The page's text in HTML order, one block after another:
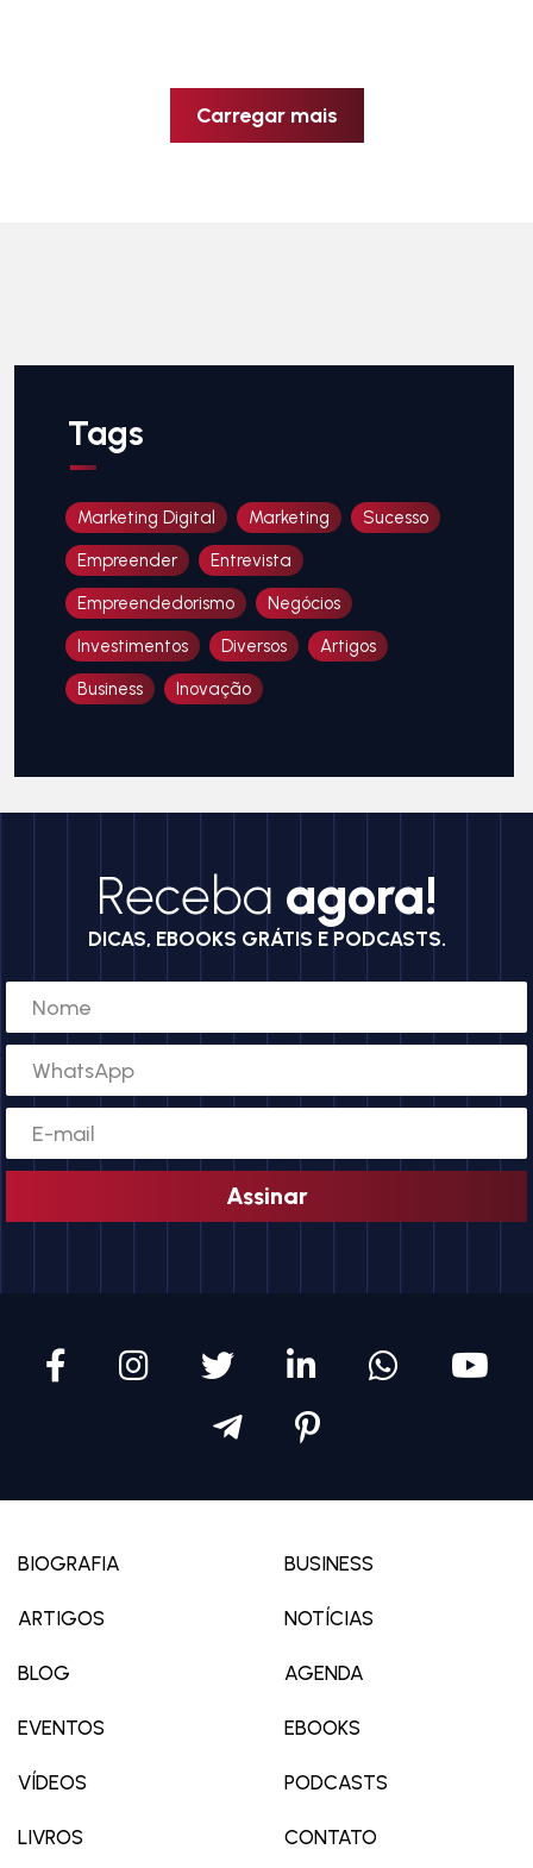
Carregar mais
Tags
Marketing Digital Marketing
Sucesso
Empreender
Entrevista
Empreendedorismo
Negócios
Investimentos
Diversos
Artigos
Business
Inovação
Receba agora!
DICAS, EBOOKS GRÁTIS E PODCASTS.
Assinar
BIOGRAFIA BUSINESS
ARTIGOS NOTÍCIAS
BLOG AGENDA
EVENTOS EBOOKS
VÍDEOS PODCASTS
LIVROS CONTATO